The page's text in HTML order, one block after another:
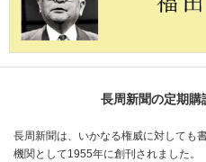
長周新聞の定期購
長周新聞は、いかなる権威に対しても
機関として1955年に創刊されました。